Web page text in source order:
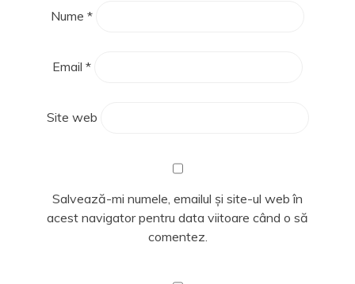
Nume *
Email *
Site web
Salvează-mi numele, emailul și site-ul web în
acest navigator pentru data viitoare când o să
comentez.